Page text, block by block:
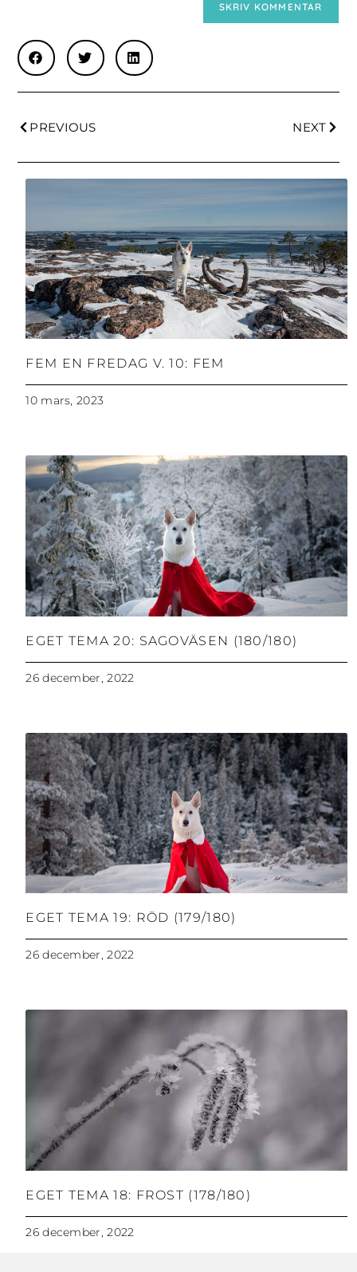
PREVIOUS NEXT
FEM EN FREDAG V. 10: FEM
10 mars, 2023
EGET TEMA 20: SAGOVÄSEN (180/180)
26 december, 2022
EGET TEMA 19: RÖD (179/180)
26 december, 2022
EGET TEMA 18: FROST (178/180)
26 december, 2022